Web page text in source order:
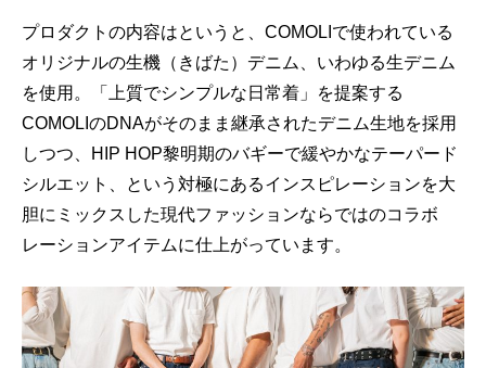
プロダクトの内容はというと、COMOLIで使われている
オリジナルの生機（きばた）デニム、いわゆる生デニム
を使用。「上質でシンプルな日常着」を提案する
COMOLIのDNAがそのまま継承されたデニム生地を採用
しつつ、HIP HOP黎明期のバギーで緩やかなテーパード
シルエット、という対極にあるインスピレーションを大
胆にミックスした現代ファッションならではのコラボ
レーションアイテムに仕上がっています。